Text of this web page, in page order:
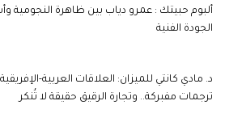
ألبوم حبيتك : عمرو دياب بين ظاهرة النجومية
الجودة الفنية
د. مادي كانتي للميزان: العلاقات العربية-
ترجمات مفبركة.. وتجارة الرقيق حقيقة لا تُنكر